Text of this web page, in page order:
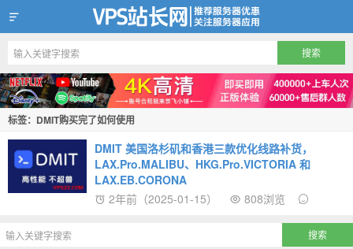
VPS站长网
标签：DMIT购买完了如何使用
DMIT 美国洛杉矶和香港三款优化线路补货，
LAX.Pro.MALIBU、HKG.Pro.VICTORIA 和
LAX.EB.CORONA
2年前（2025-01-15）
808浏览